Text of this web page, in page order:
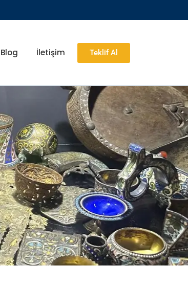
Blog İletişim Teklif Al